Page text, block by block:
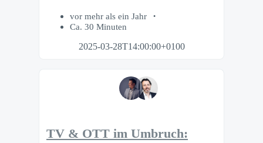
vor mehr als ein Jahr
Ca. 30 Minuten
2025-03-28T14:00:00+0100
TV & OTT im Umbruch: